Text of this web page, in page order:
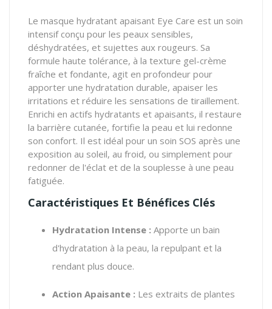
Le masque hydratant apaisant Eye Care est un soin
intensif conçu pour les peaux sensibles,
déshydratées, et sujettes aux rougeurs. Sa
formule haute tolérance, à la texture gel-crème
fraîche et fondante, agit en profondeur pour
apporter une hydratation durable, apaiser les
irritations et réduire les sensations de tiraillement.
Enrichi en actifs hydratants et apaisants, il restaure
la barrière cutanée, fortifie la peau et lui redonne
son confort. Il est idéal pour un soin SOS après une
exposition au soleil, au froid, ou simplement pour
redonner de l'éclat et de la souplesse à une peau
fatiguée.
Caractéristiques Et Bénéfices Clés
Hydratation Intense : Apporte un bain
d'hydratation à la peau, la repulpant et la
rendant plus douce.
Action Apaisante : Les extraits de plantes